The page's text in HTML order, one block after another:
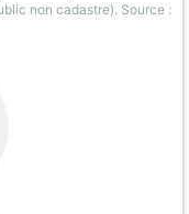
non cadastre). Source :